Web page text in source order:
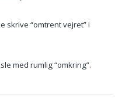
skrive “omtrent vejret” i
med rumlig “omkring”.